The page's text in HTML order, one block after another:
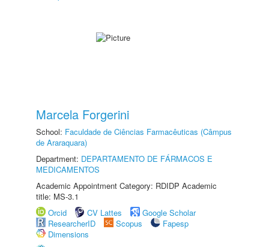
Marcela Forgerini
School: Faculdade de Ciências Farmacêuticas (Câmpus
de Araraquara)
Department: DEPARTAMENTO DE FÁRMACOS E
MEDICAMENTOS
Academic Appointment Category: RDIDP Academic
title: MS-3.1
Orcid
CV Lattes
Google Scholar
ResearcherID
Scopus
Fapesp
Dimensions